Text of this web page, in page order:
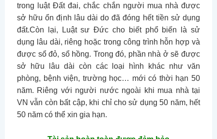
trong luật Đất đai, chắc chắn người mua nhà được
sở hữu ổn định lâu dài do đã đóng hết tiền sử dụng
đất.Còn lại, Luật sư Đức cho biết phổ biến là sử
dụng lâu dài, riêng hoặc trong công trình hỗn hợp và
được sổ đỏ, sổ hồng. Trong đó, phần nhà ở sẽ được
sở hữu lâu dài còn các loại hình khác như văn
phòng, bệnh viện, trường học… mới có thời hạn 50
năm. Riêng với người nước ngoài khi mua nhà tại
VN vẫn còn bất cập, khi chỉ cho sử dụng 50 năm, hết
50 năm có thể xin gia hạn.